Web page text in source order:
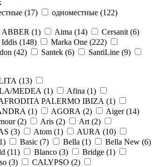
(17) одноместные (122)
ABBER (1) Aima (14) Cersanit (6)
Iddis (148) Marka One (222)
(42) Santek (6) SantiLine (9)
(13)
MEDEA (1) Afina (1)
PALERMO IBIZA (1)
(1) AGORA (2) Aiger (14)
(2) Aris (2) Art (2)
(3) Atom (1) AURA (10)
1) Basic (7) Bella (1) Bella New (6)
(11) Blanco (3) Bridge (1)
(3) CALYPSO (2)